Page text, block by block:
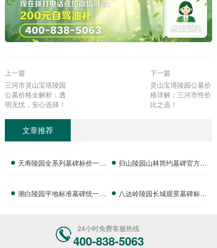
上一篇
三河市灵山宝塔陵园
公墓价格全解析：透
明无忧，安心选择！
下一篇
灵山宝塔陵园公墓价
格详解：三河市性价
比之选！
文章推荐
天寿陵园全系列墓碑标价一览
归山陵园山林简约墓碑官方定
深度解析与优惠福利
潮白陵园平地标准墓碑统一标
优惠详情及选择指南
八达岭陵园长城观景墓碑标价
24小时免费客服热线
400-838-5063